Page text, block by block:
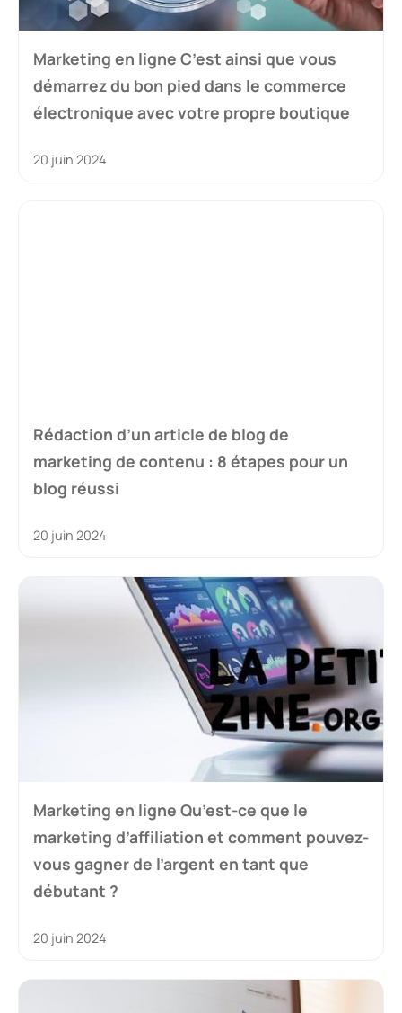
Marketing en ligne C’est ainsi que vous
démarrez du bon pied dans le commerce
électronique avec votre propre boutique
20 juin 2024
Rédaction d’un article de blog de
marketing de contenu : 8 étapes pour un
blog réussi
20 juin 2024
Marketing en ligne Qu’est-ce que le
marketing d’affiliation et comment pouvez-
vous gagner de l’argent en tant que
débutant ?
20 juin 2024